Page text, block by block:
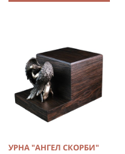
УРНА "АНГЕЛ СКОРБИ"